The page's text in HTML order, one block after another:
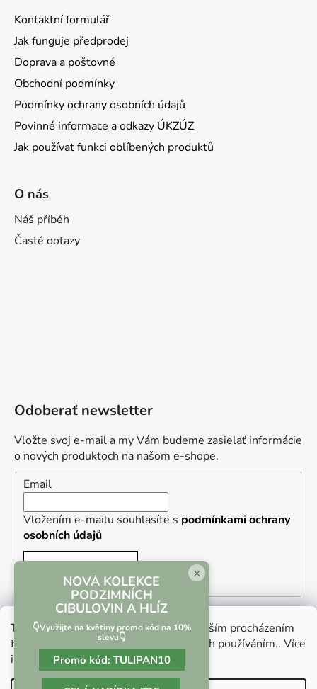
Tento web používá soubory cookie. Dalším procházením
tohoto webu vyjadřujete souhlas s jejich používáním.. Více
informacízde.
Kontaktní formulář
Jak funguje předprodej
Doprava a poštovné
Obchodní podmínky
Podmínky ochrany osobních údajů
Povinné informace a odkazy ÚKZÚZ
Jak používat funkci oblíbených produktů
O nás
Náš příběh
Časté dotazy
Odoberať newsletter
Vložte svoj e-mail a my Vám budeme zasielať informácie
o nových produktoch na našom e-shope.
Email
Vložením e-mailu souhlasíte s podmínkami ochrany
osobních údajů
Vrácení zboží a reklamace Kontaktní formulář
×
NOVÁ KOLEKCE
PODZIMNÍCH
CIBULOVIN A HLÍZ
👇Využijte na květiny promo kód na 10%
slevu👇
Promo kód: TULIPAN10